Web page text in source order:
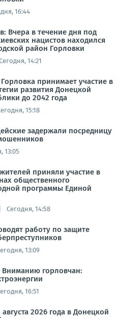
16:44
Вчера в течение дня под
нацистов находился
район Горловки
14:21
принимает участие в
развития Донецкой
до 2042 года
15:18
задержали посредницу
13:05
приняли участие в
общественного
программы Единой
Сегодня, 14:58
работу по защите
13:09
горловчан:
16:51
2026 года в Донецкой